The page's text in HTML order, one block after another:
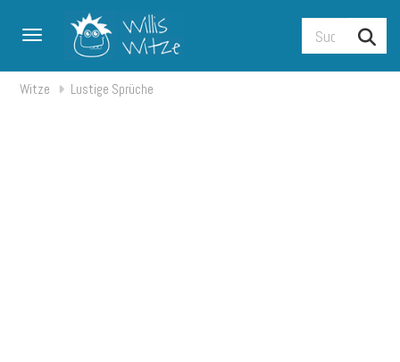
Toggle navigation
Witze Lustige Sprüche